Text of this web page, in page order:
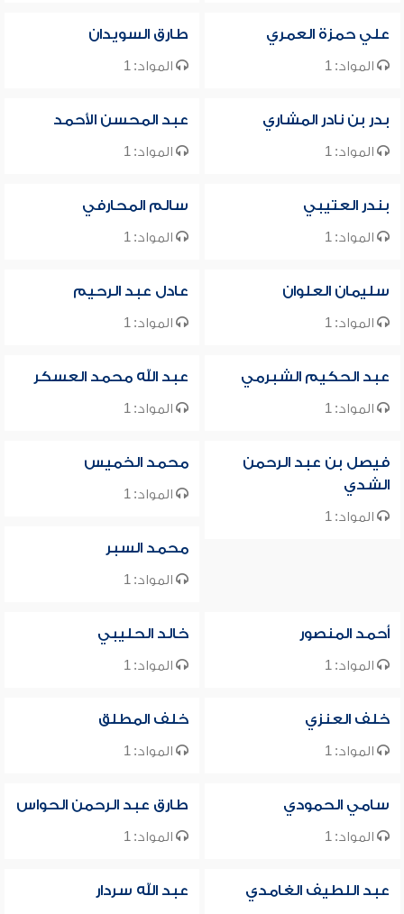
علي حمزة العمري
المواد: 1
طارق السويدان
المواد: 1
بدر بن نادر المشاري
المواد: 1
عبد المحسن الأحمد
المواد: 1
بندر العتيبي
المواد: 1
سالم المحارفي
المواد: 1
سليمان العلوان
المواد: 1
عادل عبد الرحيم
المواد: 1
عبد الحكيم الشبرمي
المواد: 1
عبد الله محمد العسكر
المواد: 1
فيصل بن عبد الرحمن
الشدي
المواد: 1
محمد الخميس
المواد: 1
محمد السبر
المواد: 1
أحمد المنصور
المواد: 1
خالد الحليبي
المواد: 1
خلف العنزي
المواد: 1
خلف المطلق
المواد: 1
سامي الحمودي
المواد: 1
طارق عبد الرحمن الحواس
المواد: 1
عبد اللطيف الغامدي عبد الله سردار